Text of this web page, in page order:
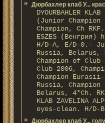
Дюрбахлер клаб У...
DYOURBAHLER
(Junior
Champion, Ch
ESZES
H/D-A, E/D-0.-
Russia, Belarus,
Champion of
Club-2006,
Champion Eurasii-
Russia,
Belarus, 4*Ch.
KLAB ZAVELINA
eyes-clean. H/D-
Дюрбахлер клаб У...